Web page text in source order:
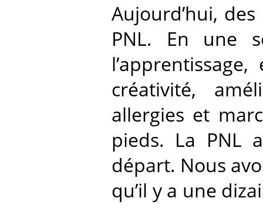
Aujourd’hui,
PNL. En une
créativité,
allergies et
pieds. La PNL
départ. Nous
qu’il y a une